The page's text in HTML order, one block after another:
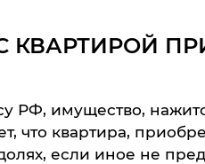
КВАРТИРОЙ
РФ, имущество,
что квартира,
если иное не